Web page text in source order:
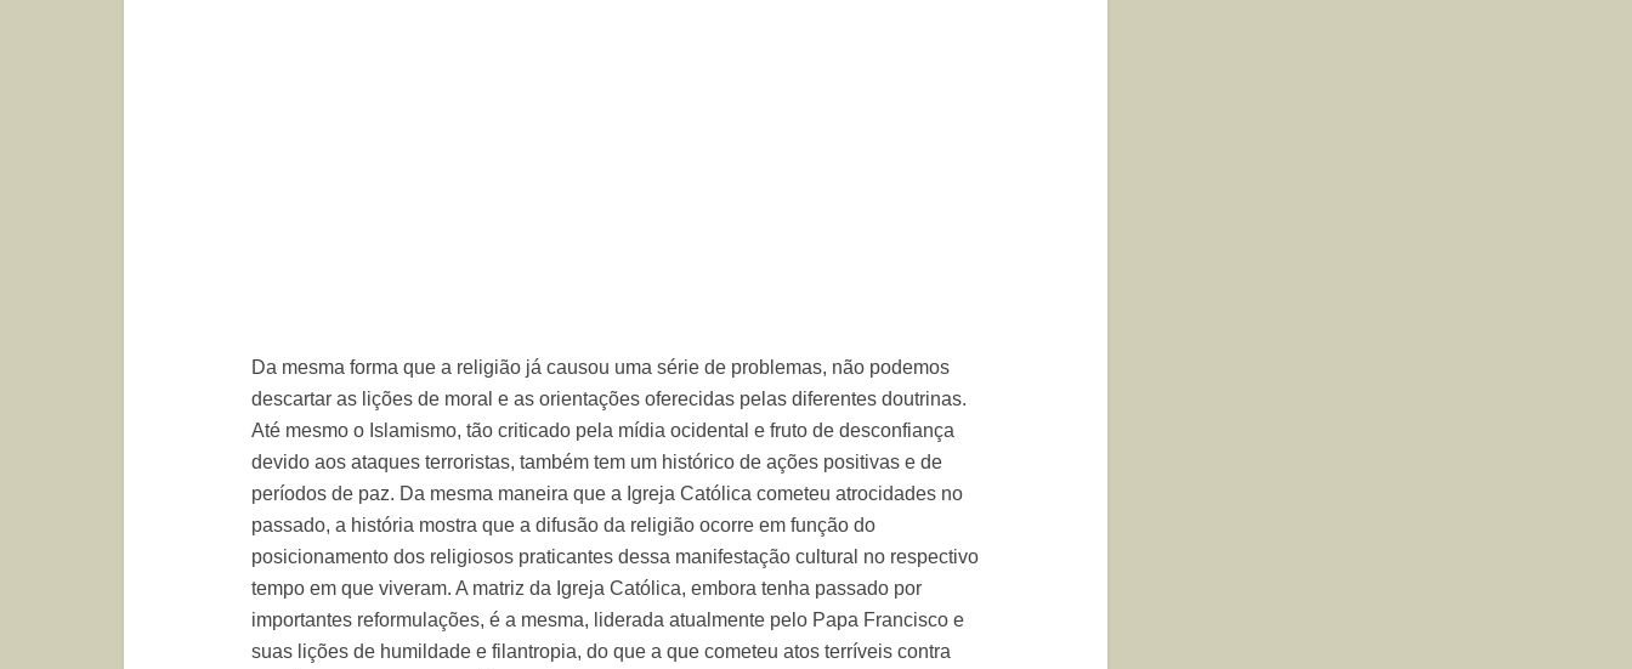
Da mesma forma que a religião já causou uma série de problemas, não podemos
descartar as lições de moral e as orientações oferecidas pelas diferentes doutrinas.
Até mesmo o Islamismo, tão criticado pela mídia ocidental e fruto de desconfiança
devido aos ataques terroristas, também tem um histórico de ações positivas e de
períodos de paz. Da mesma maneira que a Igreja Católica cometeu atrocidades no
passado, a história mostra que a difusão da religião ocorre em função do
posicionamento dos religiosos praticantes dessa manifestação cultural no respectivo
tempo em que viveram. A matriz da Igreja Católica, embora tenha passado por
importantes reformulações, é a mesma, liderada atualmente pelo Papa Francisco e
suas lições de humildade e filantropia, do que a que cometeu atos terríveis contra